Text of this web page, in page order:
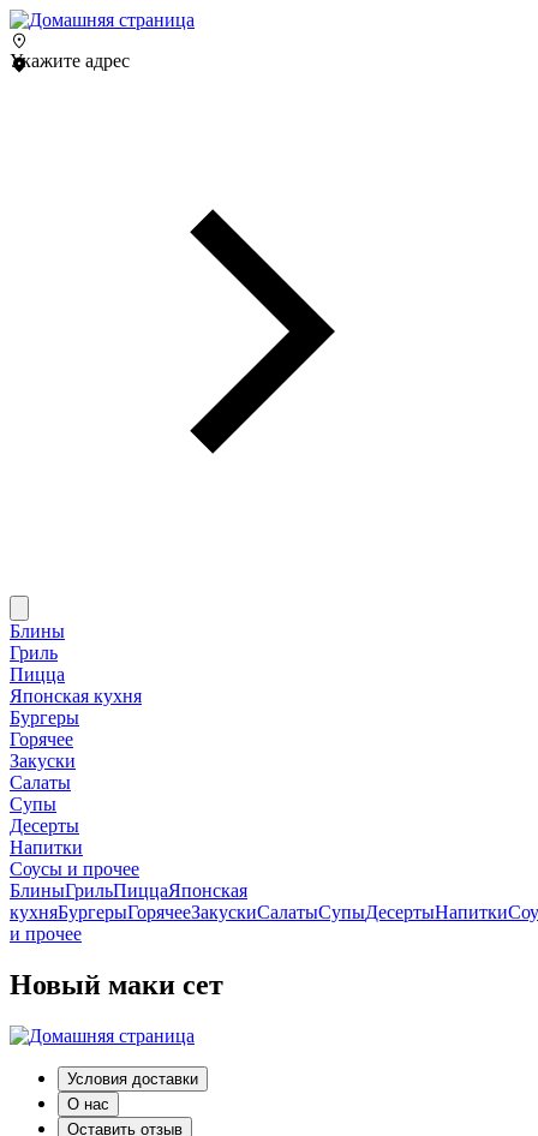
Укажите адрес
Блины
Гриль
Пицца
Японская кухня
Бургеры
Горячее
Закуски
Салаты
Супы
Десерты
Напитки
Соусы и прочее
БлиныГрильПиццаЯпонская
кухняБургерыГорячееЗакускиСалатыСупыДесертыНапитки
и прочее
Новый маки сет
Условия доставки
О нас
Оставить отзыв